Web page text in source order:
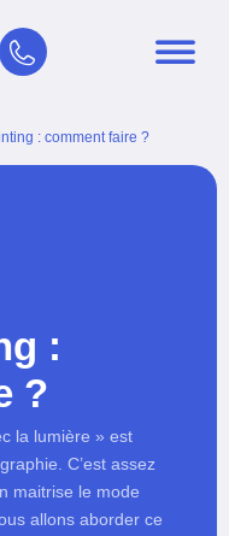
: comment faire ?
:
?
la lumière » est
C’est assez
maitrise le mode
allons aborder ce